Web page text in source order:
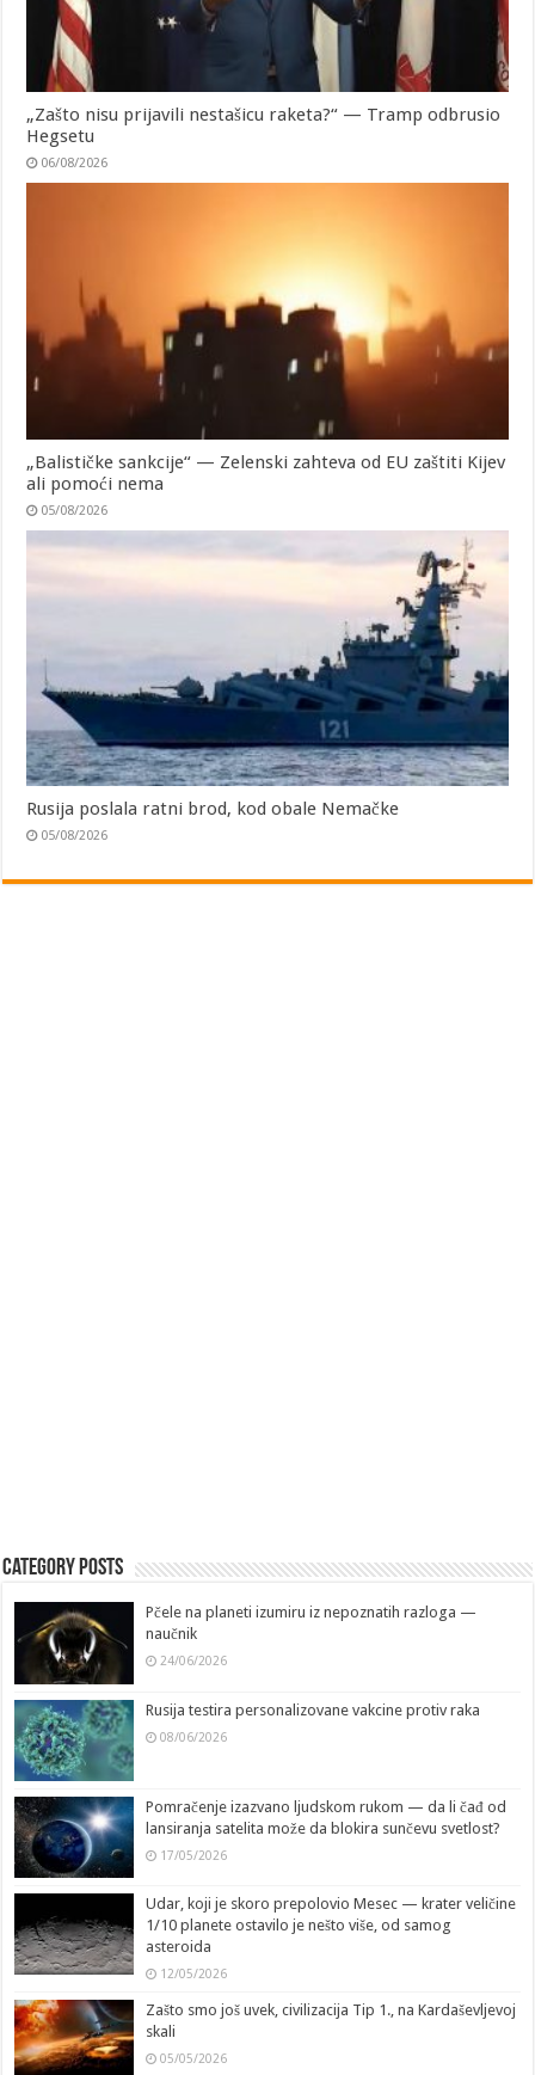
„Zašto nisu prijavili nestašicu raketa?“ — Tramp odbrusio
Hegsetu
06/08/2026
„Balističke sankcije“ — Zelenski zahteva od EU zaštiti Kijev
ali pomoći nema
05/08/2026
Rusija poslala ratni brod, kod obale Nemačke
05/08/2026
Category Posts
Pčele na planeti izumiru iz nepoznatih razloga —
naučnik
24/06/2026
Rusija testira personalizovane vakcine protiv raka
08/06/2026
Pomračenje izazvano ljudskom rukom — da li čađ od
lansiranja satelita može da blokira sunčevu svetlost?
17/05/2026
Udar, koji je skoro prepolovio Mesec — krater veličine
1/10 planete ostavilo je nešto više, od samog
asteroida
12/05/2026
Zašto smo još uvek, civilizacija Tip 1., na Kardaševljevoj
skali
05/05/2026